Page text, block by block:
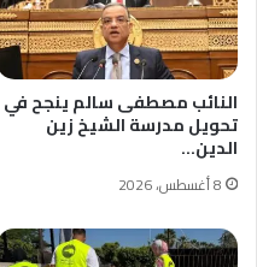
النائب مصطفى سالم ينجح في
تحويل مدرسة الشيخ زين
الدين…
8 أغسطس، 2026